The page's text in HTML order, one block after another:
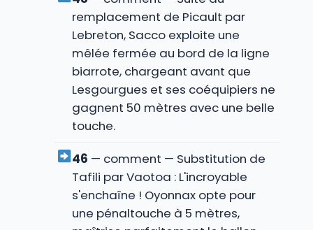
remplacement de Picault par
Lebreton, Sacco exploite une
mêlée fermée au bord de la ligne
biarrote, chargeant avant que
Lesgourgues et ses coéquipiers ne
gagnent 50 mètres avec une belle
touche.
46 — comment — Substitution de
Tafili par Vaotoa : L'incroyable
s'enchaîne ! Oyonnax opte pour
une pénaltouche à 5 mètres,